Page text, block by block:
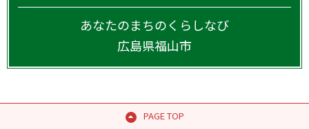
あなたのまちのくらしなび
広島県福山市
PAGE TOP